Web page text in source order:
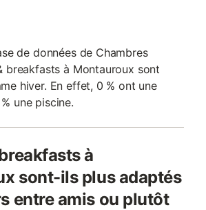
de données de Chambres
breakfasts à Montauroux sont
hiver. En effet, 0 % ont une
une piscine.
à
sont-ils plus adaptés
entre amis ou plutôt